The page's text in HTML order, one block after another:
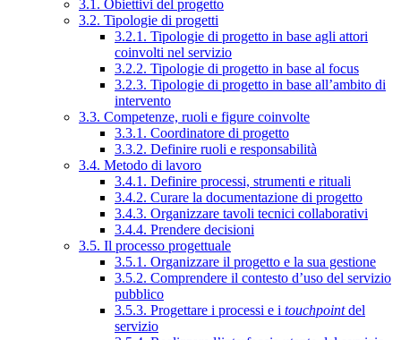
3.1. Obiettivi del progetto
3.2. Tipologie di progetti
3.2.1. Tipologie di progetto in base agli attori
coinvolti nel servizio
3.2.2. Tipologie di progetto in base al focus
3.2.3. Tipologie di progetto in base all’ambito di
intervento
3.3. Competenze, ruoli e figure coinvolte
3.3.1. Coordinatore di progetto
3.3.2. Definire ruoli e responsabilità
3.4. Metodo di lavoro
3.4.1. Definire processi, strumenti e rituali
3.4.2. Curare la documentazione di progetto
3.4.3. Organizzare tavoli tecnici collaborativi
3.4.4. Prendere decisioni
3.5. Il processo progettuale
3.5.1. Organizzare il progetto e la sua gestione
3.5.2. Comprendere il contesto d’uso del servizio
pubblico
3.5.3. Progettare i processi e i touchpointdel
servizio